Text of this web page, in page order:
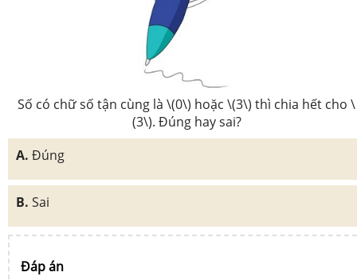
Số có chữ số tận cùng là \(0\) hoặc \(3\) thì chia hết cho \
(3\). Đúng hay sai?
A. Đúng
B. Sai
Đáp án